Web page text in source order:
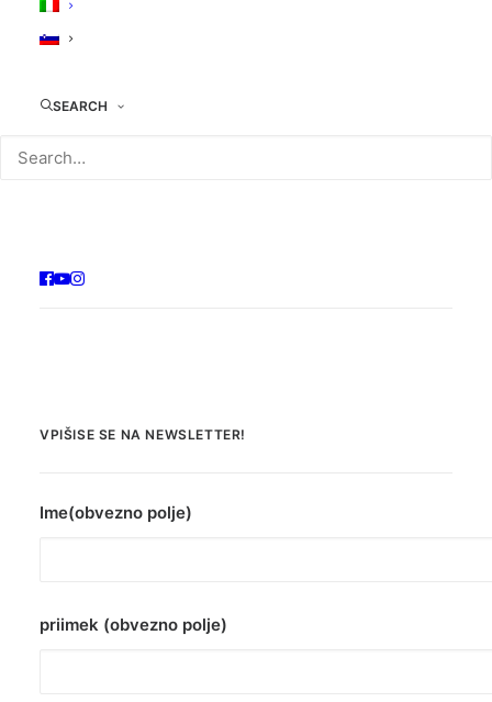
SEARCH
Leto produkcije
Država produkcije
VPIŠISE SE NA NEWSLETTER!
Ime(obvezno polje)
priimek (obvezno polje)